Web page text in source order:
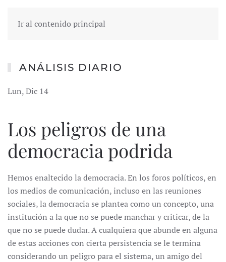
Ir al contenido principal
ANÁLISIS DIARIO
Lun, Dic 14
Los peligros de una
democracia podrida
Hemos enaltecido la democracia. En los foros políticos, en
los medios de comunicación, incluso en las reuniones
sociales, la democracia se plantea como un concepto, una
institución a la que no se puede manchar y criticar, de la
que no se puede dudar. A cualquiera que abunde en alguna
de estas acciones con cierta persistencia se le termina
considerando un peligro para el sistema, un amigo del